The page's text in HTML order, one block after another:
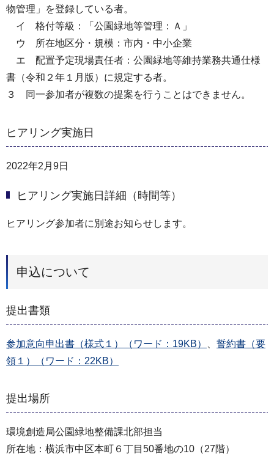
物管理」を登録している者。
イ 格付等級：「公園緑地等管理：Ａ」
ウ 所在地区分・規模：市内・中小企業
エ 配置予定現場責任者：公園緑地等維持業務共通仕様
書（令和２年１月版）に規定する者。
３ 同一参加者が複数の提案を行うことはできません。
ヒアリング実施日
2022年2月9日
ヒアリング実施日詳細（時間等）
ヒアリング参加者に別途お知らせします。
申込について
提出書類
参加意向申出書（様式１）（ワード：19KB）
誓約書（要
領１）（ワード：22KB）
提出場所
環境創造局公園緑地整備課北部担当
所在地：横浜市中区本町６丁目50番地の10（27階）